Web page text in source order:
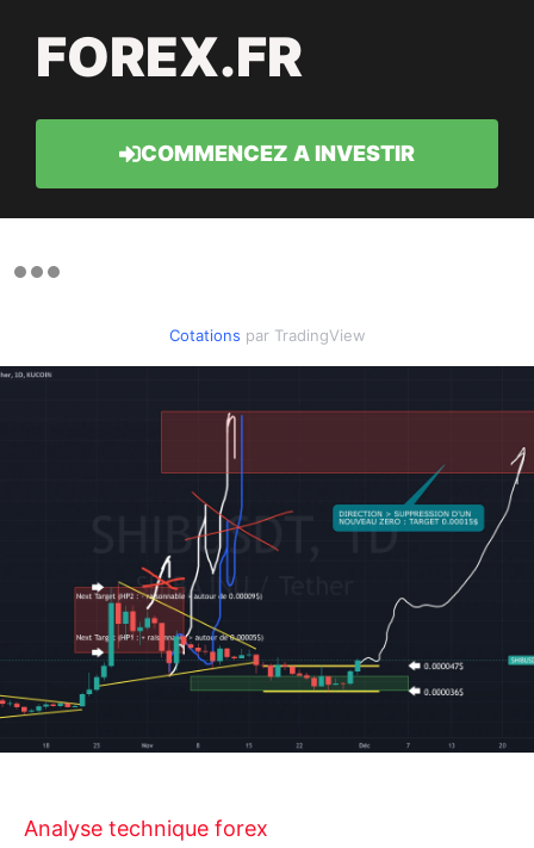
FOREX.FR
COMMENCEZ A INVESTIR
Cotations par TradingView
Analyse technique forex